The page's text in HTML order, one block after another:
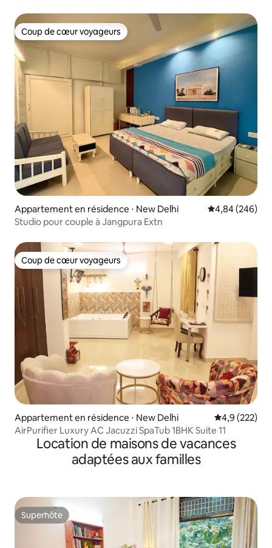
Coup de cœur voyageurs
Coup de cœur voyageurs
Appartement en résidence ⋅ New Delhi Évaluation
4,84 (246)
Studio pour couple à Jangpura Extn
Coup de cœur voyageurs
Coup de cœur voyageurs
Appartement en résidence ⋅ New Delhi Évaluation
4,9 (222)
AirPurifier Luxury AC Jacuzzi SpaTub 1BHK Suite 11
Location de maisons de vacances
adaptées aux familles
Superhôte
Superhôte